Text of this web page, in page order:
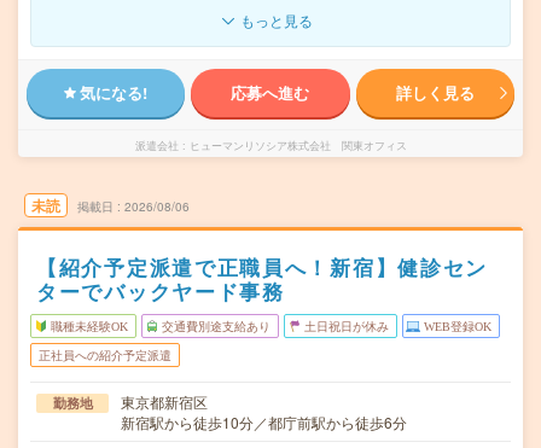
もっと見る
気になる! 応募へ進む 詳しく見る
派遣会社 ヒューマンリソシア株式会社 関東オフィス
未読 掲載日 2026/08/06
【紹介予定派遣で正職員へ！新宿】健診セン
ターでバックヤード事務
職種未経験OK 交通費別途支給あり 土日祝日が休み WEB登録OK
正社員への紹介予定派遣
勤務地
東京都新宿区
新宿駅から徒歩10分／都庁前駅から徒歩6分